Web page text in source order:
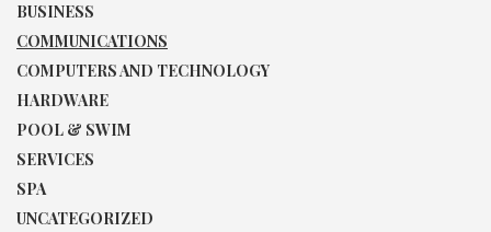
BUSINESS
COMMUNICATIONS
COMPUTERS AND TECHNOLOGY
HARDWARE
POOL & SWIM
SERVICES
SPA
UNCATEGORIZED